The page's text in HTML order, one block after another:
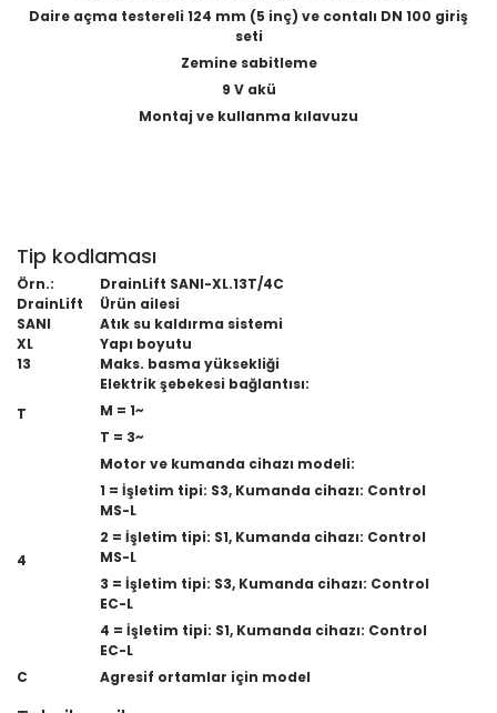
Daire açma testereli 124 mm (5 inç) ve contalı DN 100 giriş
seti
Zemine sabitleme
9 V akü
Montaj ve kullanma kılavuzu
Tip kodlaması
Örn.:
DrainLift SANI-XL.13T/4C
DrainLift
Ürün ailesi
SANI
Atık su kaldırma sistemi
XL
Yapı boyutu
13
Maks. basma yüksekliği
T
Elektrik şebekesi bağlantısı:
M = 1~
T = 3~
4
Motor ve kumanda cihazı modeli:
1 = İşletim tipi: S3, Kumanda cihazı: Control
MS-L
2 = İşletim tipi: S1, Kumanda cihazı: Control
MS-L
3 = İşletim tipi: S3, Kumanda cihazı: Control
EC-L
4 = İşletim tipi: S1, Kumanda cihazı: Control
EC-L
C
Agresif ortamlar için model